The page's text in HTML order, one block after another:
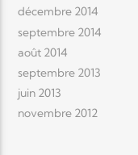
décembre 2014
septembre 2014
août 2014
septembre 2013
juin 2013
novembre 2012